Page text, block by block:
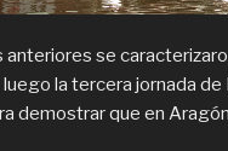
anteriores se
la tercera jornada de
demostrar que en